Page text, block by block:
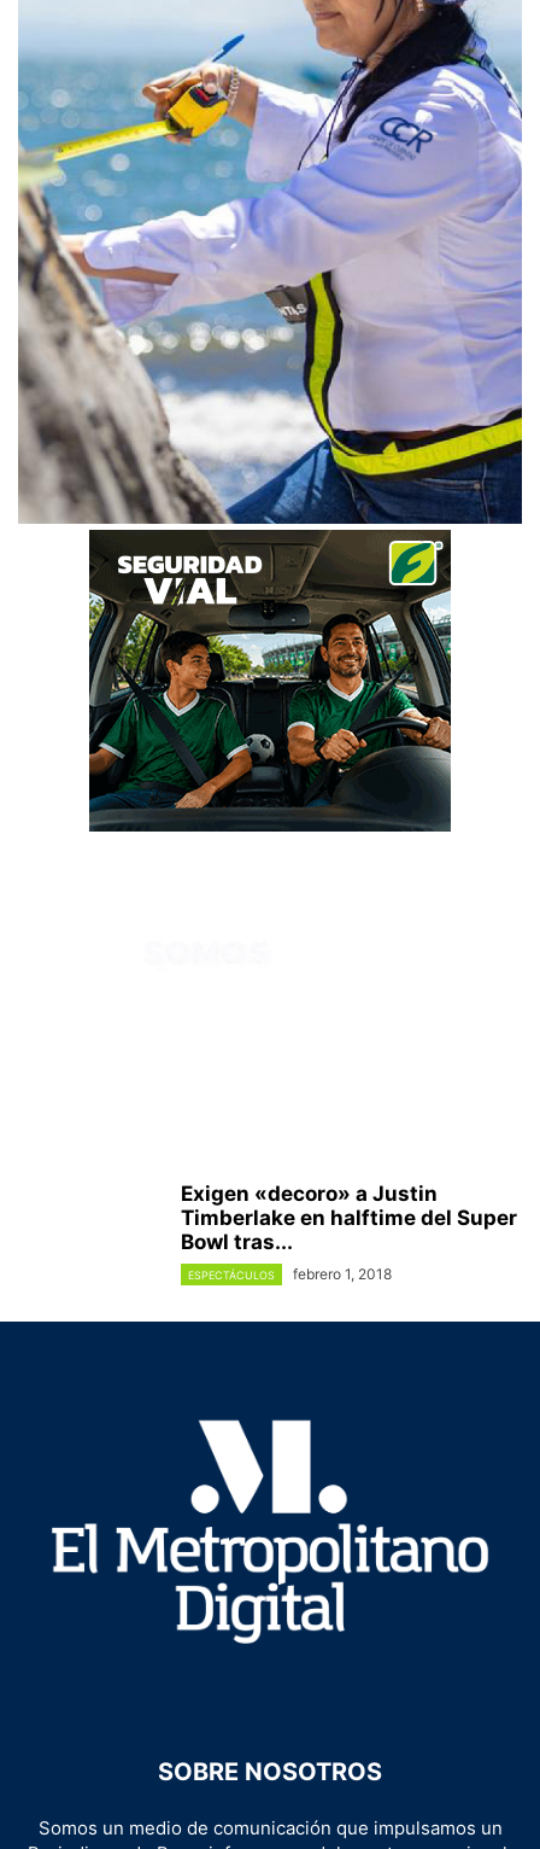
Exigen «decoro» a Justin
Timberlake en halftime del Super
Bowl tras...
ESPECTÁCULOS febrero 1, 2018
SOBRE NOSOTROS
Somos un medio de comunicación que impulsamos un